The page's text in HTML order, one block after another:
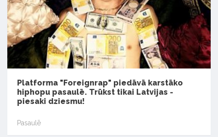
Platforma "Foreignrap" piedāvā karstāko
hiphopu pasaulē. Trūkst tikai Latvijas -
piesaki dziesmu!
Pasaulē